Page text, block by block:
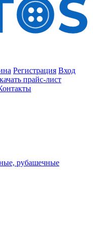
Регистрация Вход
прайс-лист
рубашечные